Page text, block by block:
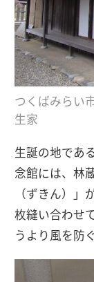
つくばみらい
生家
生誕の地であ
念館には、林
（ずきん）
枚縫い合わせ
うより風を防